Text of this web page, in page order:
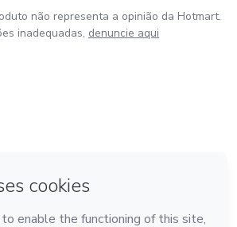
não representa a opinião da Hotmart.
inadequadas, denuncie aqui
do México